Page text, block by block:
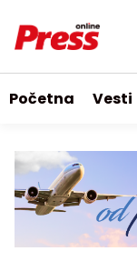
Početna Vesti